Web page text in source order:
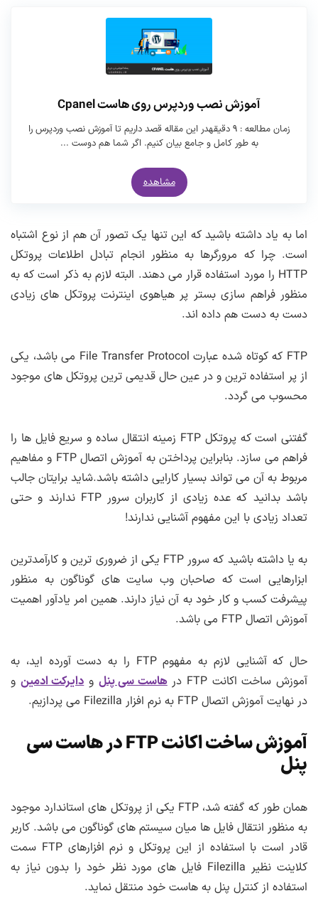
آموزش نصب وردپرس روی هاست Cpanel
زمان مطالعه : ۹ دقیقهدر این مقاله قصد داریم تا آموزش نصب وردپرس را
به طور کامل و جامع بیان کنیم. اگر شما هم دوست ...
مشاهده
اما به یاد داشته باشید که این تنها یک تصور آن هم از نوع اشتباه
است. چرا که مرورگرها به منظور انجام تبادل اطلاعات پروتکل
HTTP را مورد استفاده قرار می دهند. البته لازم به ذکر است که به
منظور فراهم سازی بستر پر هیاهوی اینترنت پروتکل های زیادی
دست به دست هم داده اند.
FTP که کوتاه شده عبارت File Transfer Protocol می باشد، یکی
از پر استفاده ترین و در عین حال قدیمی ترین پروتکل های موجود
محسوب می گردد.
گفتنی است که پروتکل FTP زمینه انتقال ساده و سریع فایل ها را
فراهم می سازد. بنابراین پرداختن به آموزش اتصال FTP و مفاهیم
مربوط به آن می تواند بسیار کارایی داشته باشد.شاید برایتان جالب
باشد بدانید که عده زیادی از کاربران سرور FTP ندارند و حتی
تعداد زیادی با این مفهوم آشنایی ندارند!
به یا داشته باشید که سرور FTP یکی از ضروری ترین و کارآمدترین
ابزارهایی است که صاحبان وب سایت های گوناگون به منظور
پیشرفت کسب و کار خود به آن نیاز دارند. همین امر یادآور اهمیت
آموزش اتصال FTP می باشد.
حال که آشنایی لازم به مفهوم FTP را به دست آورده اید، به
آموزش ساخت اکانت FTP در
هاست سی پنل ودایرکت ادمین و
در نهایت آموزش اتصال FTP به نرم افزار Filezilla می پردازیم.
آموزش ساخت اکانت FTP در هاست سی
پنل
همان طور که گفته شد، FTP یکی از پروتکل های استاندارد موجود
به منظور انتقال فایل ها میان سیستم های گوناگون می باشد. کاربر
قادر است با استفاده از این پروتکل و نرم افزارهای FTP سمت
کلاینت نظیر Filezilla فایل های مورد نظر خود را بدون نیاز به
استفاده از کنترل پنل به هاست خود منتقل نماید.